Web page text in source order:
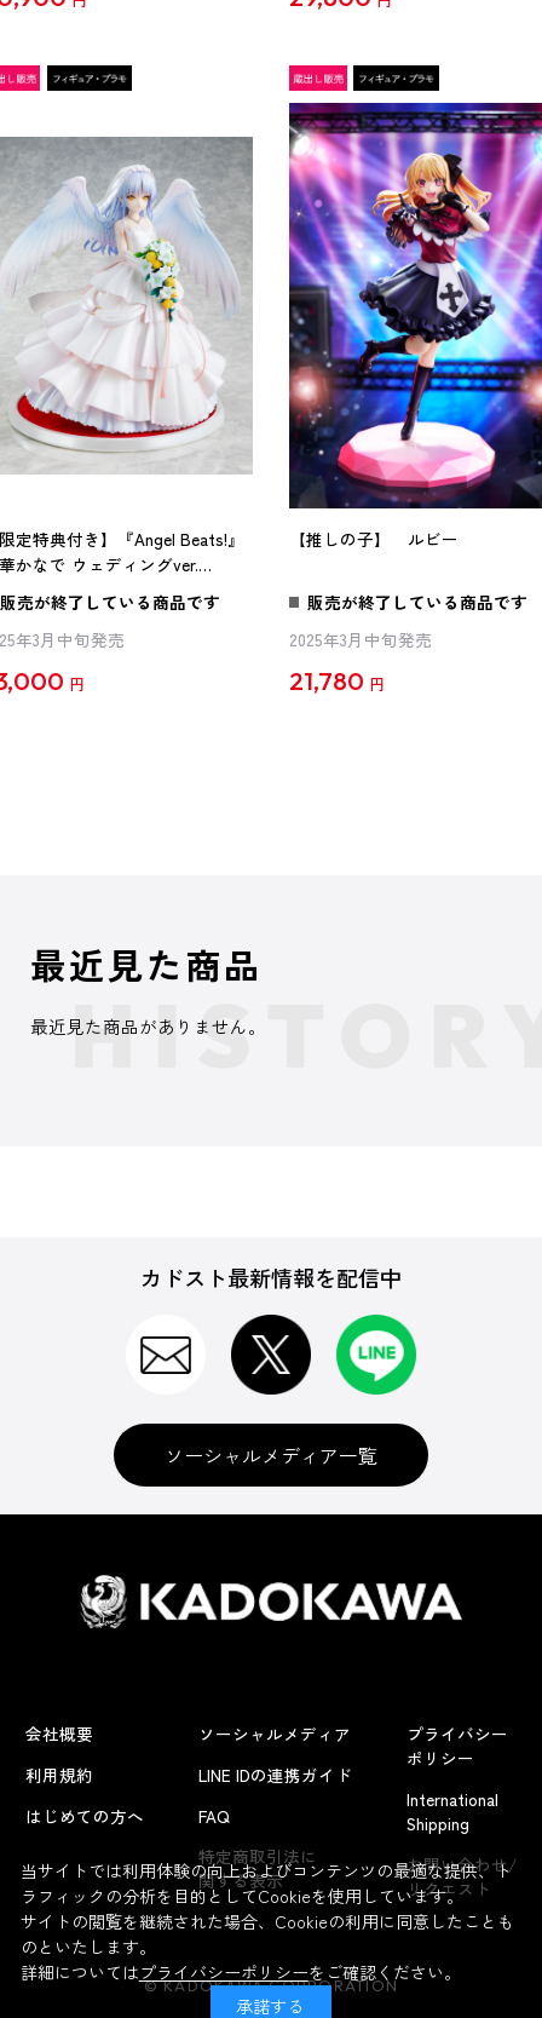
定特典付き】『Angel Beats!』
かなで ウェディングver.
スペシャルセット
販売が終了している商品です
年3月中旬発売
円
【推しの子】 ルビー
販売が終了している商品です
2025年3月中旬発売
21,780 円
最近見た商品
最近見た商品がありません。
カドスト最新情報を配信中
ソーシャルメディア一覧
会社概要
利用規約
はじめての方へ
ソーシャルメディア
LINE IDの連携ガイド
FAQ
特定商取引法に
関する表示
プライバシー
ポリシー
International
Shipping
お問い合わせ/
リクエスト
© KADOKAWA CORPORATION
当サイトでは利用体験の向上およびコンテンツの最適な提供、ト
ラフィックの分析を目的としてCookieを使用しています。
サイトの閲覧を継続された場合、Cookieの利用に同意したことも
のといたします。
詳細についてはプライバシーポリシーをご確認ください。
承諾する